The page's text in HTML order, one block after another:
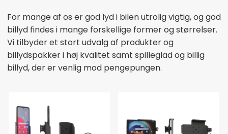
For mange af os er god lyd i bilen utrolig vigtig, og god
billyd findes i mange forskellige former og størrelser.
Vi tilbyder et stort udvalg af produkter og
billydspakker i høj kvalitet samt spilleglad og billig
billyd, der er venlig mod pengepungen.